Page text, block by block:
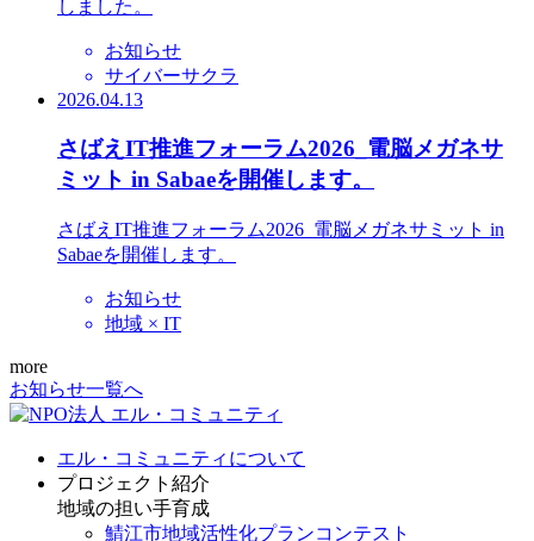
しました。
お知らせ
サイバーサクラ
2026.04.13
さばえIT推進フォーラム2026_電脳メガネサ
ミット in Sabaeを開催します。
さばえIT推進フォーラム2026_電脳メガネサミット in
Sabaeを開催します。
お知らせ
地域 × IT
more
お知らせ一覧へ
エル・コミュニティについて
プロジェクト紹介
地域の担い手育成
鯖江市地域活性化プランコンテスト